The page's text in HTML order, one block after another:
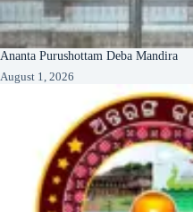
Ananta Purushottam Deba Mandira
August 1, 2026